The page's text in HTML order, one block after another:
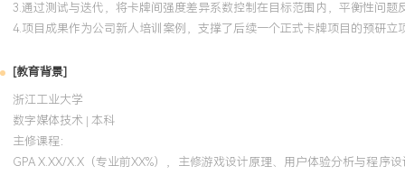
3.通过测试与迭代，将卡牌间强度差异系数控制在目标范围内，平衡性问题
4.项目成果作为公司新人培训案例，支撑了后续一个正式卡牌项目的预研立
[教育背景]
浙江工业大学
数字媒体技术 | 本科
主修课程：
GPA X.XX/X.X（专业前XX%），主修游戏设计原理、用户体验分析与程